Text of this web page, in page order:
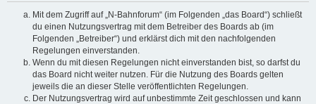
Mit dem Zugriff auf „N-Bahnforum“ (im Folgenden „das Board“) schließt
du einen Nutzungsvertrag mit dem Betreiber des Boards ab (im
Folgenden „Betreiber“) und erklärst dich mit den nachfolgenden
Regelungen einverstanden.
Wenn du mit diesen Regelungen nicht einverstanden bist, so darfst du
das Board nicht weiter nutzen. Für die Nutzung des Boards gelten
jeweils die an dieser Stelle veröffentlichten Regelungen.
Der Nutzungsvertrag wird auf unbestimmte Zeit geschlossen und kann